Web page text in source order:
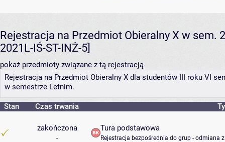
Rejestracja na Przedmiot Obieralny X w sem.
2021L-IŚ-ST-INŻ-5]
pokaż przedmioty związane z tą rejestracją
Rejestracja na Przedmiot Obieralny X dla studentów III roku VI
w semestrze Letnim.
Stan Czas trwania
zakończona
-
Tura podstawowa
Rejestracja bezpośrednia do grup - odmiana